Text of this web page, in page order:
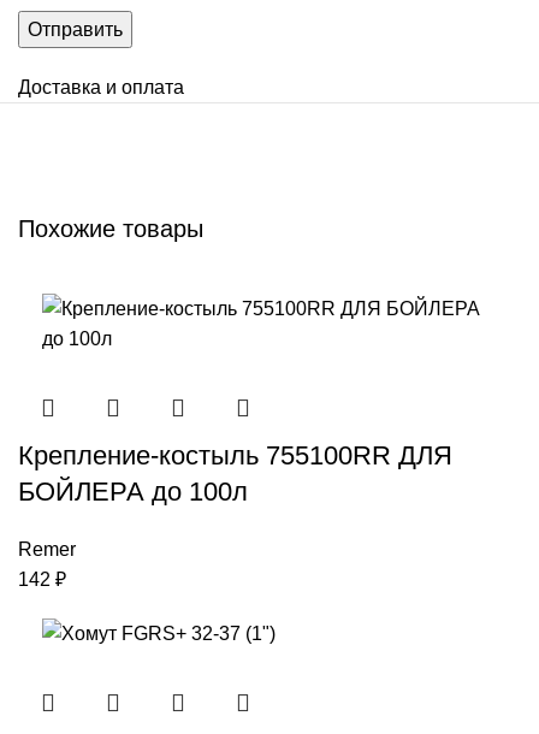
Доставка и оплата
Похожие товары
Крепление-костыль 755100RR ДЛЯ
БОЙЛЕРА до 100л
Remer
142 ₽